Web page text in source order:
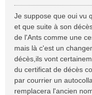
e
s
g
e
Je suppose que oui vu
et que suite à son
de l'Ants comme une
mais là c'est un
décès,ils vont
du certificat de décès
par courrier un
remplacera l'ancien